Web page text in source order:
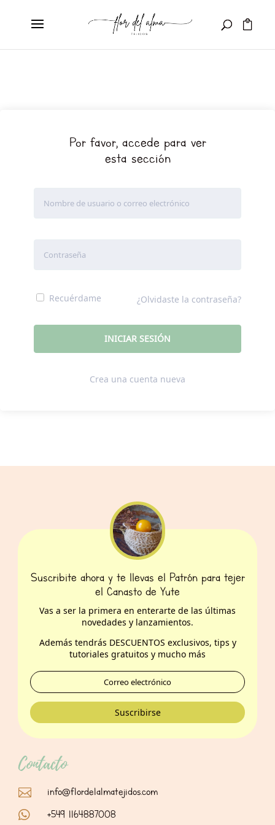
Por favor, accede para ver
esta sección
Recuérdame ¿Olvidaste la contraseña?
Crea una cuenta nueva
Suscribite ahora y te llevas el Patrón para tejer
el Canasto de Yute
Vas a ser la primera en enterarte de las últimas
novedades y lanzamientos.
Además tendrás DESCUENTOS exclusivos, tips y
tutoriales gratuitos y mucho más
Suscribirse
Contacto

info@flordelalmatejidos.com

+549 1164887008